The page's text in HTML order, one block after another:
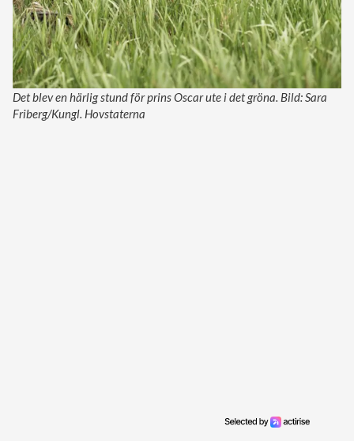
Det blev en härlig stund för prins Oscar ute i det gröna. Bild: Sara
Friberg/Kungl. Hovstaterna